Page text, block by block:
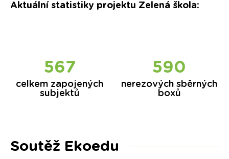
Aktuální statistiky projektu Zelená škola:
571
celkem zapojených
subjektů
596
nerezových sběrných
boxů
Soutěž Ekoedu